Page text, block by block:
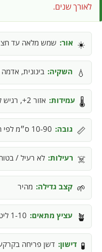
לאורך שנים.
☀️ אור: שמש מלאה עד
💧 השקיה: בינונית,
🌡️ עמידות: אזור 2+, רגיש לכפור
📏 גובה: 10-90 ס״מ לפי הזן
☠️ רעילות: לא רעיל /
🌱 קצב גדילה: מהיר
🪴 עציץ מתאים: 1-10 ליטר עם ניקוז טוב
🧪 דישון: דשן פריחה